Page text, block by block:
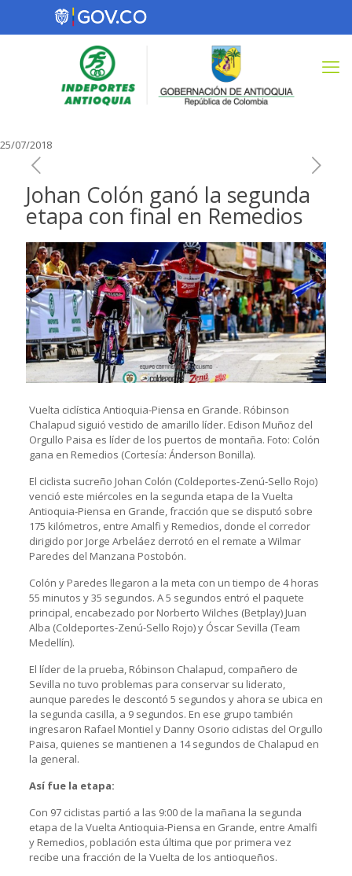
25/07/2018
Johan Colón ganó la segunda
etapa con final en Remedios
Vuelta ciclística Antioquia-Piensa en Grande. Róbinson
Chalapud siguió vestido de amarillo líder. Edison Muñoz del
Orgullo Paisa es líder de los puertos de montaña. Foto: Colón
gana en Remedios (Cortesía: Ánderson Bonilla).
El ciclista sucreño Johan Colón (Coldeportes-Zenú-Sello Rojo)
venció este miércoles en la segunda etapa de la Vuelta
Antioquia-Piensa en Grande, fracción que se disputó sobre
175 kilómetros, entre Amalfi y Remedios, donde el corredor
dirigido por Jorge Arbeláez derrotó en el remate a Wilmar
Paredes del Manzana Postobón.
Colón y Paredes llegaron a la meta con un tiempo de 4 horas
55 minutos y 35 segundos. A 5 segundos entró el paquete
principal, encabezado por Norberto Wilches (Betplay) Juan
Alba (Coldeportes-Zenú-Sello Rojo) y Óscar Sevilla (Team
Medellín).
El líder de la prueba, Róbinson Chalapud, compañero de
Sevilla no tuvo problemas para conservar su liderato,
aunque paredes le descontó 5 segundos y ahora se ubica en
la segunda casilla, a 9 segundos. En ese grupo también
ingresaron Rafael Montiel y Danny Osorio ciclistas del Orgullo
Paisa, quienes se mantienen a 14 segundos de Chalapud en
la general.
Así fue la etapa:
Con 97 ciclistas partió a las 9:00 de la mañana la segunda
etapa de la Vuelta Antioquia-Piensa en Grande, entre Amalfi
y Remedios, población esta última que por primera vez
recibe una fracción de la Vuelta de los antioqueños.